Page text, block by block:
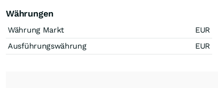
Währungen
Währung Markt
EUR
Ausführungswährung
EUR